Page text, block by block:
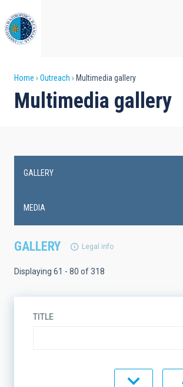
to
main
content
Breadcrumb
Home Outreach Multimedia gallery
Multimedia gallery
GALLERY Legal info
Displaying 61 - 80 of 318
TITLE
navigation
GALLERY
MEDIA